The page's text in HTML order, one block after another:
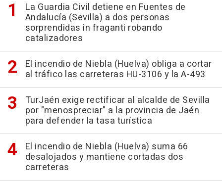
La Guardia Civil detiene en Fuentes de
Andalucía (Sevilla) a dos personas
sorprendidas in fraganti robando
catalizadores
El incendio de Niebla (Huelva) obliga a cortar
al tráfico las carreteras HU-3106 y la A-493
TurJaén exige rectificar al alcalde de Sevilla
por "menospreciar" a la provincia de Jaén
para defender la tasa turística
El incendio de Niebla (Huelva) suma 66
desalojados y mantiene cortadas dos
carreteras